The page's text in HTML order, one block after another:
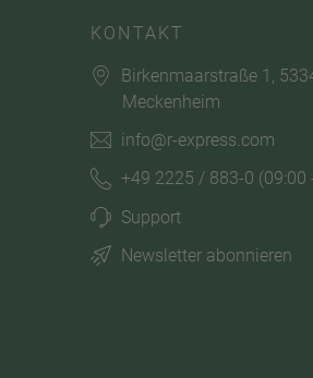
KONTAKT
Birkenmaarstraße 1,
Meckenheim
info@r-express.com
+49 2225 / 883-0 (09:00
Support
Newsletter abonnieren